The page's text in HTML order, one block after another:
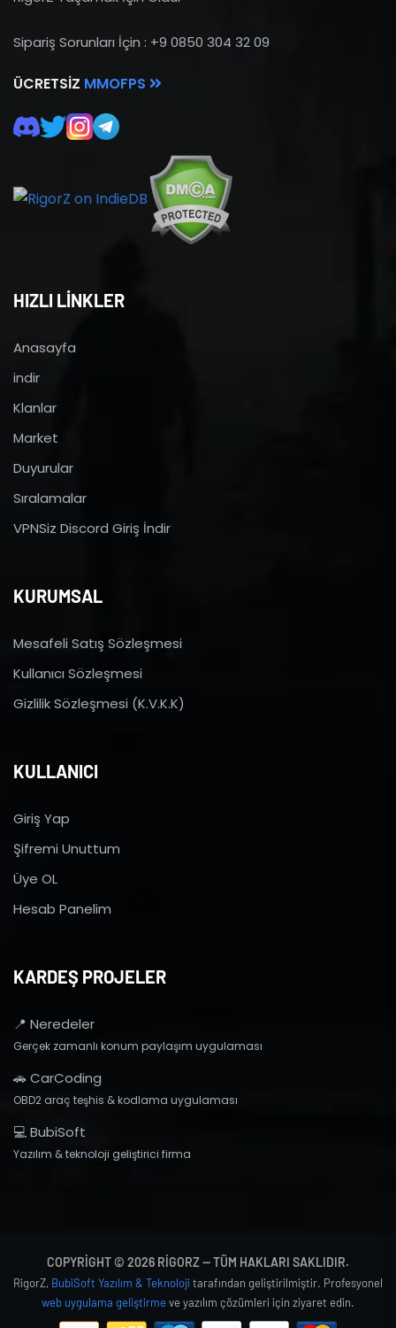
Sipariş Sorunları İçin : +9 0850 304 32 09
ÜCRETSIZ MMOFPS
HIZLI LİNKLER
Anasayfa
indir
Klanlar
Market
Duyurular
Sıralamalar
VPNSiz Discord Giriş İndir
KURUMSAL
Mesafeli Satış Sözleşmesi
Kullanıcı Sözleşmesi
Gizlilik Sözleşmesi (K.V.K.K)
KULLANICI
Giriş Yap
Şifremi Unuttum
Üye OL
Hesab Panelim
KARDEŞ PROJELER
📍 Neredeler
Gerçek zamanlı konum paylaşım uygulaması
🚗 CarCoding
OBD2 araç teşhis & kodlama uygulaması
💻 BubiSoft
Yazılım & teknoloji geliştirici firma
COPYRIGHT © 2026 RIGORZ — TÜM HAKLARI SAKLIDIR.
RigorZ, BubiSoft Yazılım & Teknoloji tarafından geliştirilmiştir. Profesyonel
web uygulama geliştirmeve yazılım çözümleri için ziyaret edin.